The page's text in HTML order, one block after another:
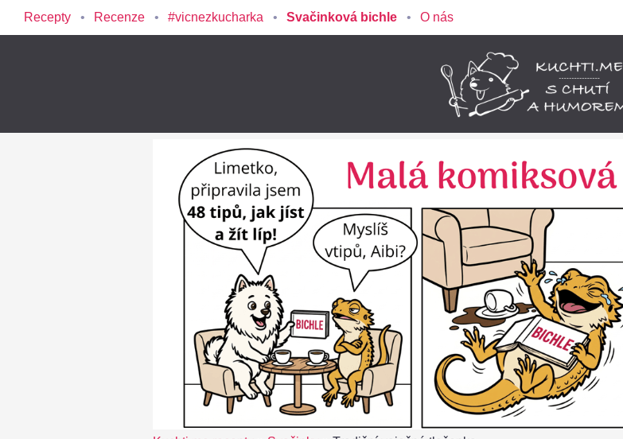
Recepty Recenze #vicnezkucharka Svačinková bichle O nás